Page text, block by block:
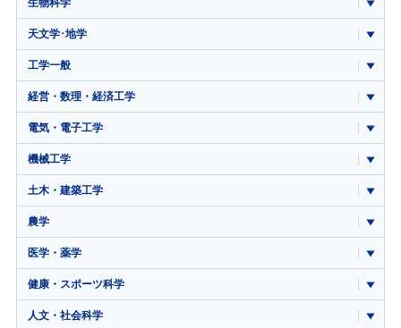
生物科学
天文学･地学
工学一般
経営・数理・経済工学
電気・電子工学
機械工学
土木・建築工学
農学
医学・薬学
健康・スポーツ科学
人文・社会科学